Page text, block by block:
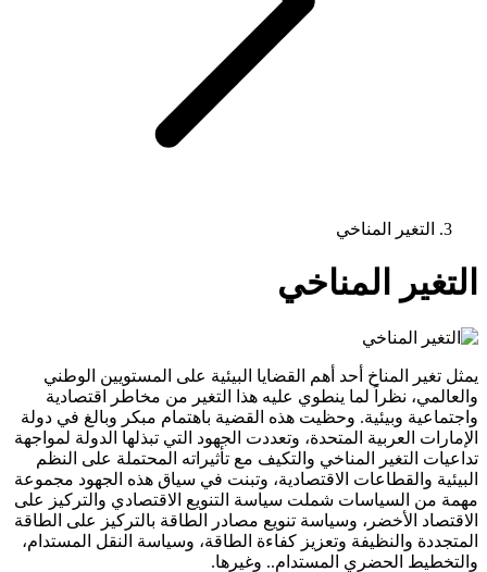
التغير المناخي
التغير المناخي
يمثل تغير المناخ أحد أهم القضايا البيئية على المستويين الوطني
والعالمي، نظراً لما ينطوي عليه هذا التغير من مخاطر اقتصادية
واجتماعية وبيئية. وحظيت هذه القضية باهتمام مبكر وبالغ في دولة
الإمارات العربية المتحدة، وتعددت الجهود التي تبذلها الدولة لمواجهة
تداعيات التغير المناخي والتكيف مع تأثيراته المحتملة على النظم
البيئية والقطاعات الاقتصادية، وتبنت في سياق هذه الجهود مجموعة
مهمة من السياسات شملت سياسة التنويع الاقتصادي والتركيز على
الاقتصاد الأخضر، وسياسة تنويع مصادر الطاقة بالتركيز على الطاقة
المتجددة والنظيفة وتعزيز كفاءة الطاقة، وسياسة النقل المستدام،
والتخطيط الحضري المستدام.. وغيرها.